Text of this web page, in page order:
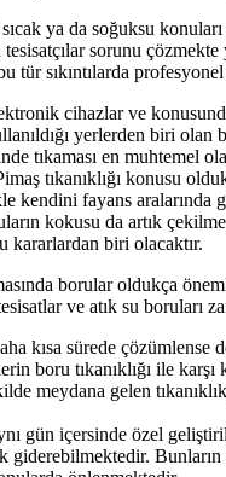
ya da soğuksu konuları
sorunu
tür sıkıntılarda
cihazlar ve
yerlerden biri
tıkaması en muhtemel
tıkanıklığı konusu
kendini fayans
kokusu da artık
kararlardan biri olacaktır.
borular oldukça
ve atık su boruları
kısa sürede
boru tıkanıklığı ile
meydana gelen
gün içersinde özel
giderebilmektedir.